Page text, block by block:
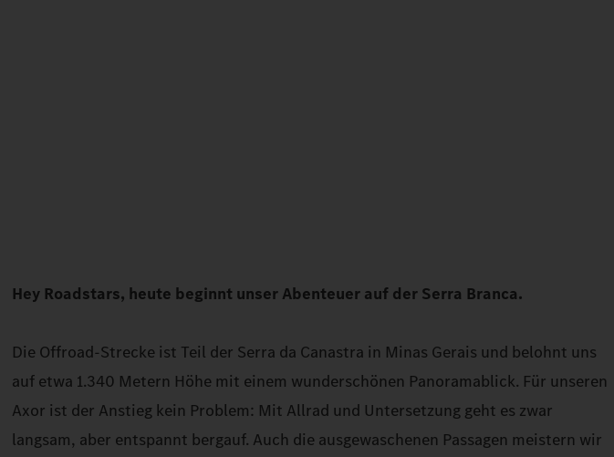
Hey Roadstars, heute beginnt unser Abenteuer auf der Serra Branca.
Die Offroad-Strecke ist Teil der Serra da Canastra in Minas Gerais und belohnt uns
auf etwa 1.340 Metern Höhe mit einem wunderschönen Panoramablick. Für unseren
Axor ist der Anstieg kein Problem: Mit Allrad und Untersetzung geht es zwar
langsam, aber entspannt bergauf. Auch die ausgewaschenen Passagen meistern wir